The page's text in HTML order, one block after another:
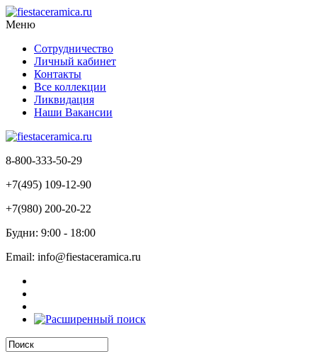
Меню
Сотрудничество
Личный кабинет
Контакты
Все коллекции
Ликвидация
Наши Вакансии
8-800-333-50-29
+7(495) 109-12-90
+7(980) 200-20-22
Будни: 9:00 - 18:00
Email: info@fiestaceramica.ru